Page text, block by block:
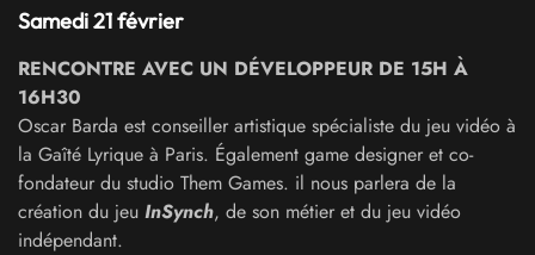
Samedi 21 février
RENCONTRE AVEC UN DÉVELOPPEUR DE 15H À
16H30
Oscar Barda est conseiller artistique spécialiste du jeu vidéo à
la Gaîté Lyrique à Paris. Également game designer et co-
fondateur du studio Them Games. il nous parlera de la
création du jeu InSynch, de son métier et du jeu vidéo
indépendant.